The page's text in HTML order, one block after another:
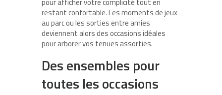
restant confortable. Les moments de jeux
au parc ou les sorties entre amies
deviennent alors des occasions idéales
pour arborer vos tenues assorties.
Des ensembles pour
toutes les occasions